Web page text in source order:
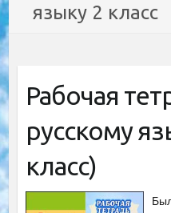
языку 2 класс
Рабочая
русскому
класс)